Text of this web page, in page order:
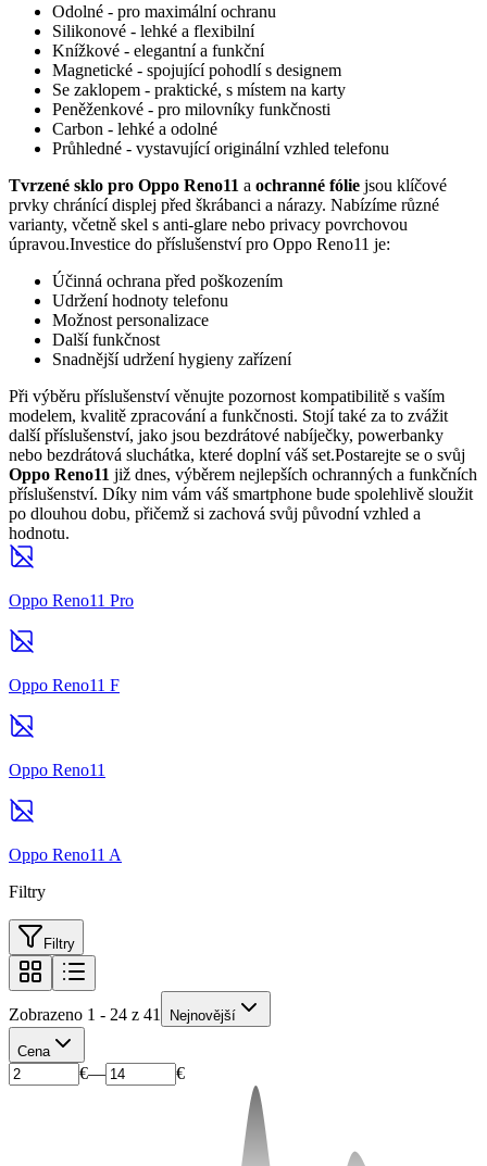
Odolné - pro maximální ochranu
Silikonové - lehké a flexibilní
Knížkové - elegantní a funkční
Magnetické - spojující pohodlí s designem
Se zaklopem - praktické, s místem na karty
Peněženkové - pro milovníky funkčnosti
Carbon - lehké a odolné
Průhledné - vystavující originální vzhled telefonu
Tvrzené sklo pro Oppo Reno11 a ochranné fólie jsou klíčové
prvky chránící displej před škrábanci a nárazy. Nabízíme různé
varianty, včetně skel s anti-glare nebo privacy povrchovou
úpravou.Investice do příslušenství pro Oppo Reno11 je:
Účinná ochrana před poškozením
Udržení hodnoty telefonu
Možnost personalizace
Další funkčnost
Snadnější udržení hygieny zařízení
Při výběru příslušenství věnujte pozornost kompatibilitě s vaším
modelem, kvalitě zpracování a funkčnosti. Stojí také za to zvážit
další příslušenství, jako jsou bezdrátové nabíječky, powerbanky
nebo bezdrátová sluchátka, které doplní váš set.Postarejte se o svůj
Oppo Reno11 již dnes, výběrem nejlepších ochranných a funkčních
příslušenství. Díky nim vám váš smartphone bude spolehlivě sloužit
po dlouhou dobu, přičemž si zachová svůj původní vzhled a
hodnotu.
Oppo Reno11 Pro
Oppo Reno11 F
Oppo Reno11
Oppo Reno11 A
Filtry
Filtry
Zobrazeno 1 - 24 z 41 Nejnovější
Cena
€— €